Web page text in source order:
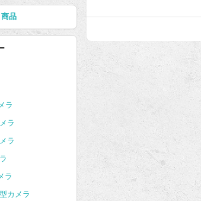
品
ラ
ラ
ラ
ラ
カメラ